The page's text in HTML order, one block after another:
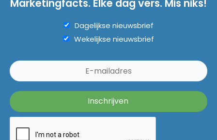
Marketingfacts. Elke dag vers. Mis niks!
Dagelijkse nieuwsbrief
Wekelijkse nieuwsbrief